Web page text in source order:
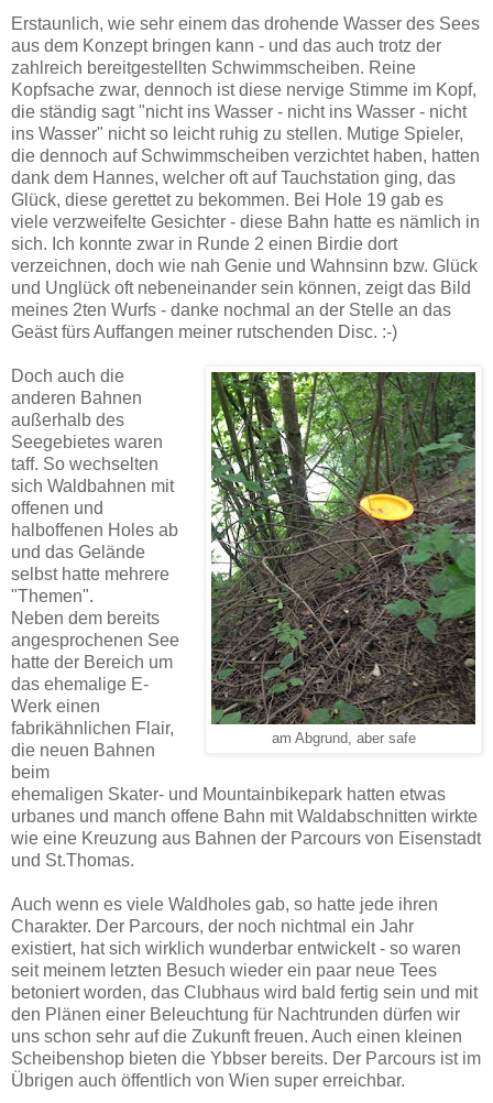
Erstaunlich, wie sehr einem das drohende Wasser des Sees
aus dem Konzept bringen kann - und das auch trotz der
zahlreich bereitgestellten Schwimmscheiben. Reine
Kopfsache zwar, dennoch ist diese nervige Stimme im Kopf,
die ständig sagt "nicht ins Wasser - nicht ins Wasser - nicht
ins Wasser" nicht so leicht ruhig zu stellen. Mutige Spieler,
die dennoch auf Schwimmscheiben verzichtet haben, hatten
dank dem Hannes, welcher oft auf Tauchstation ging, das
Glück, diese gerettet zu bekommen. Bei Hole 19 gab es
viele verzweifelte Gesichter - diese Bahn hatte es nämlich in
sich. Ich konnte zwar in Runde 2 einen Birdie dort
verzeichnen, doch wie nah Genie und Wahnsinn bzw. Glück
und Unglück oft nebeneinander sein können, zeigt das Bild
meines 2ten Wurfs - danke nochmal an der Stelle an das
Geäst fürs Auffangen meiner rutschenden Disc. :-)
am Abgrund, aber safe
Doch auch die
anderen Bahnen
außerhalb des
Seegebietes waren
taff. So wechselten
sich Waldbahnen mit
offenen und
halboffenen Holes ab
und das Gelände
selbst hatte mehrere
"Themen".
Neben dem bereits
angesprochenen See
hatte der Bereich um
das ehemalige E-
Werk einen
fabrikähnlichen Flair,
die neuen Bahnen
beim
ehemaligen Skater- und Mountainbikepark hatten etwas
urbanes und manch offene Bahn mit Waldabschnitten wirkte
wie eine Kreuzung aus Bahnen der Parcours von Eisenstadt
und St.Thomas.
Auch wenn es viele Waldholes gab, so hatte jede ihren
Charakter. Der Parcours, der noch nichtmal ein Jahr
existiert, hat sich wirklich wunderbar entwickelt - so waren
seit meinem letzten Besuch wieder ein paar neue Tees
betoniert worden, das Clubhaus wird bald fertig sein und mit
den Plänen einer Beleuchtung für Nachtrunden dürfen wir
uns schon sehr auf die Zukunft freuen. Auch einen kleinen
Scheibenshop bieten die Ybbser bereits. Der Parcours ist im
Übrigen auch öffentlich von Wien super erreichbar.